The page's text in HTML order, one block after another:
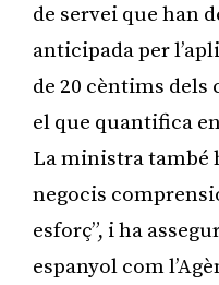
de servei que han
anticipada per
de 20 cèntims dels
el que quantifica
La ministra també
negocis
esforç”, i ha
espanyol com